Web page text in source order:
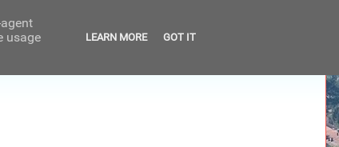
usage
LEARN MORE GOT IT